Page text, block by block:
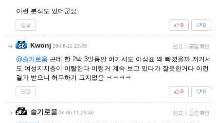
이런 분석도 있더군요.
답글 0
0
Kwonj 26-06-11 23:45 신고 | 공감 확인
@슬기로움 근데 한 2박 3일동안 여기서도 여성표 왜 빠졌을까 저기서
도 여성지지층이 이탈한다 이렁거 계속 보고 있다가 잘못한거다 이런
결과 받으니 허무하기 그지없음 ㅋㅋㅋㅋ
답글 0
0
슬기로움 26-06-11 23:46 신고 | 공감 확인